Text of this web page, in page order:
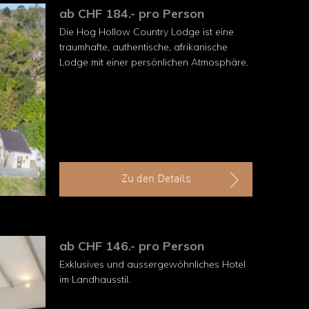
ab CHF 184.- pro Person
Die Hog Hollow Country Lodge ist eine
traumhafte, authentische, afrikanische
Lodge mit einer persönlichen Atmosphäre.
Zu den Details
ab CHF 146.- pro Person
Exklusives und aussergewöhnliches Hotel
im Landhausstil.